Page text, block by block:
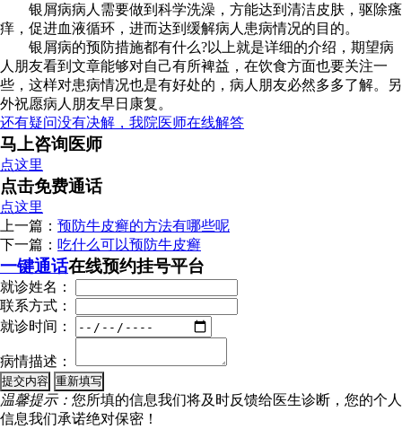
银屑病病人需要做到科学洗澡，方能达到清洁皮肤，驱除瘙
痒，促进血液循环，进而达到缓解病人患病情况的目的。
银屑病的预防措施都有什么?以上就是详细的介绍，期望病
人朋友看到文章能够对自己有所裨益，在饮食方面也要关注一
些，这样对患病情况也是有好处的，病人朋友必然多多了解。另
外祝愿病人朋友早日康复。
还有疑问没有决解，我院医师在线解答
马上咨询医师
点这里
点击免费通话
点这里
上一篇： 预防牛皮癣的方法有哪些呢
下一篇： 吃什么可以预防牛皮癣
一键通话在线预约挂号平台
就诊姓名：
联系方式：
就诊时间：
病情描述：
温馨提示： 您所填的信息我们将及时反馈给医生诊断，您的个人
信息我们承诺绝对保密！